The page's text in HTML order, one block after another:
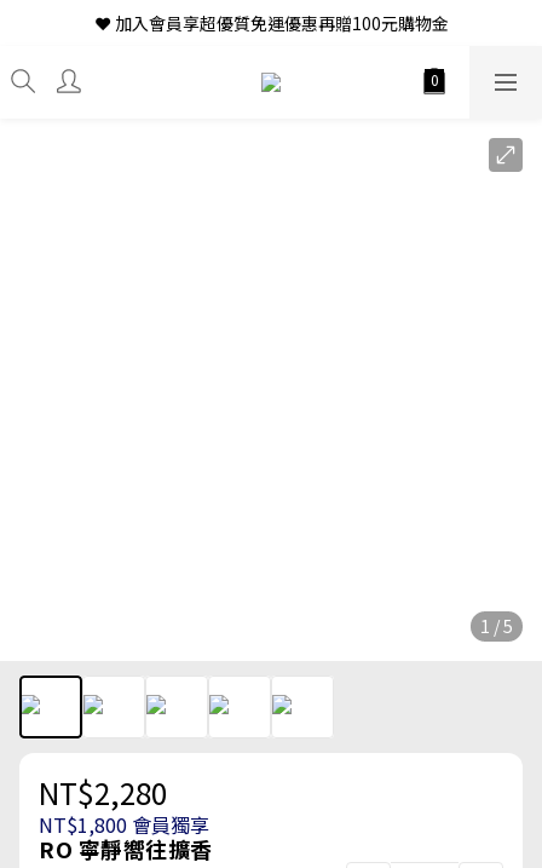
❤ 加入會員享超優質免運優惠再贈100元購物金
1 / 5
NT$2,280
NT$1,800 會員獨享
RO 寧靜嚮往擴香